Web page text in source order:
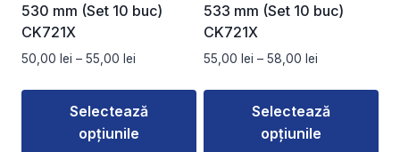
530 mm (Set 10 buc)
CK721X
50,00 lei – 55,00 lei
prețuri:
50,00 lei
până
Selectează
opțiunile
533 mm (Set 10 buc)
CK721X
55,00 lei – 58,00 lei
prețuri:
55,00 lei
până
Selectează
opțiunile